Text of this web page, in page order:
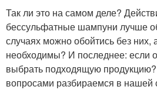
Так ли это на самом деле?
бессульфатные шампуни лучше
случаях можно обойтись без них,
необходимы? И последнее: если
выбрать подходящую
вопросами разбираемся в нашей